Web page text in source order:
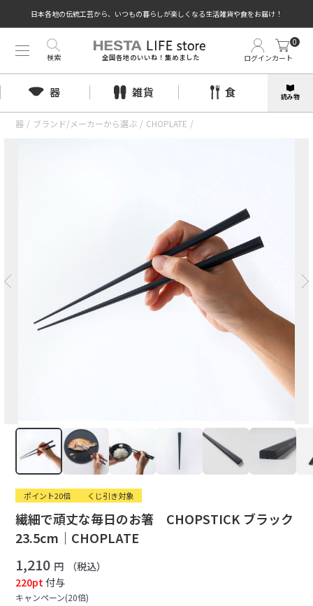
日本各地の伝統工芸から、いつもの暮らしが楽しくなる生活雑貨や食をお届け！
全国各地のいいね！集めました ログインカート
0
検索
器 雑貨 食 読み物
器 / ブランド/メーカーから選ぶ / CHOPLATE /
ポイント20倍 くじ引き対象
繊細で頑丈な毎日のお箸 CHOPSTICK ブラック
23.5cm｜CHOPLATE
1,210 円
（税込）
220pt 付与
キャンペーン(20倍)